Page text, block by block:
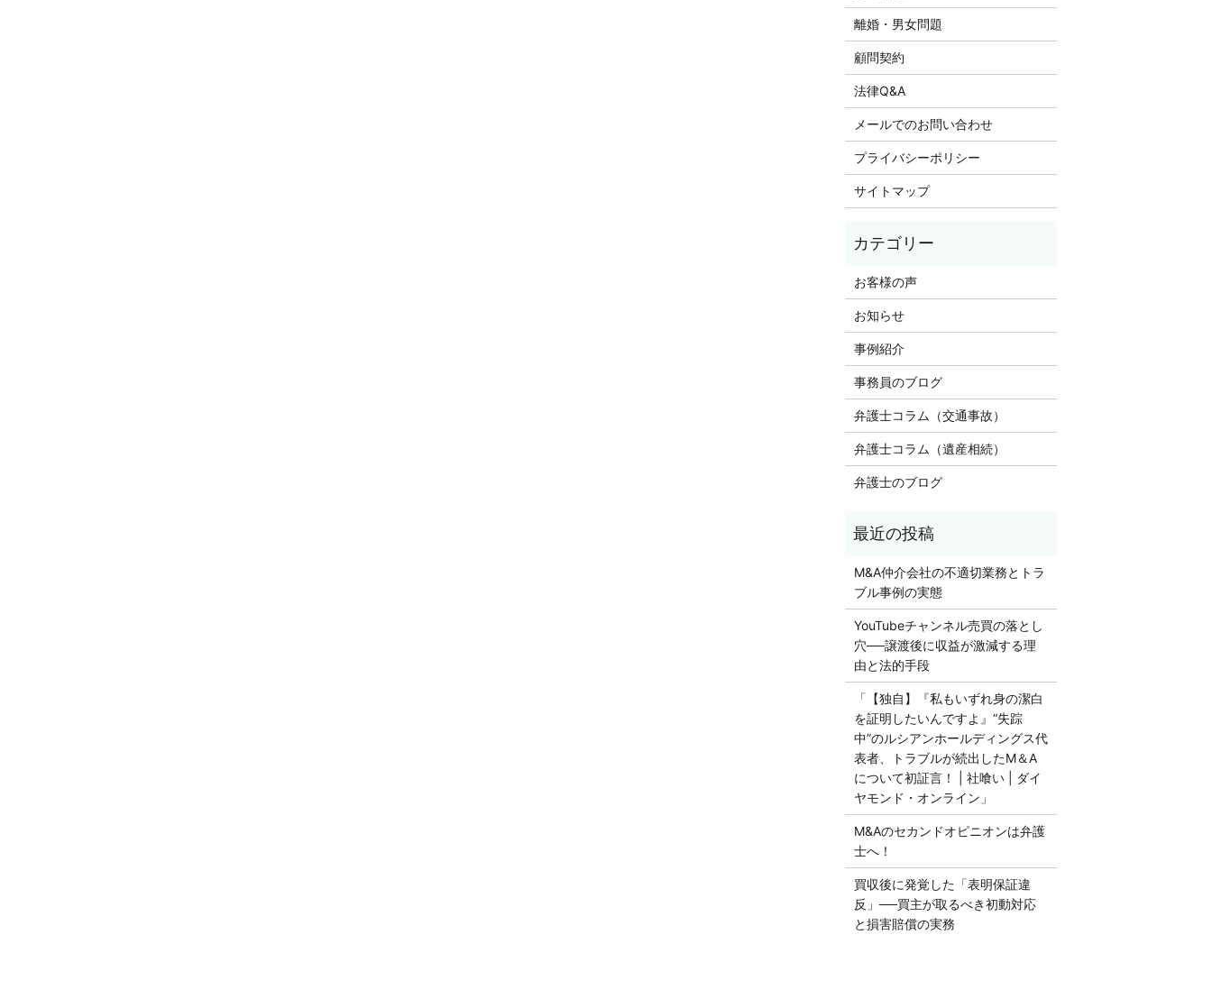
離婚・男女問題
顧問契約
法律Q&A
メールでのお問い合わせ
プライバシーポリシー
サイトマップ
お客様の声
お知らせ
事例紹介
事務員のブログ
弁護士コラム（交通事故）
弁護士コラム（遺産相続）
弁護士のブログ
M&A仲介会社の不適切業務とトラ
ブル事例の実態
YouTubeチャンネル売買の落とし
穴──譲渡後に収益が激減する理
由と法的手段
「【独自】『私もいずれ身の潔白
を証明したいんですよ』“失踪
中”のルシアンホールディングス代
表者、トラブルが続出したM＆A
について初証言！ | 社喰い | ダイ
ヤモンド・オンライン」
M&Aのセカンドオピニオンは弁護
士へ！
買収後に発覚した「表明保証違
反」──買主が取るべき初動対応
と損害賠償の実務